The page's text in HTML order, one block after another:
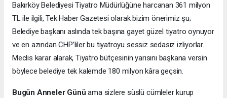
Bakırköy Belediyesi Tiyatro Müdürlüğüne harcanan 361 milyon
TL ile ilgili, Tek Haber Gazetesi olarak bizim önerimiz şu;
Belediye başkanı aslında tek başına gayet güzel tiyatro oynuyor
ve en azından CHP’liler bu tiyatroyu sessiz sedasız izliyorlar.
Meclis karar alarak, Tiyatro bütçesinin yarısını başkana versin
böylece belediye tek kalemde 180 milyon kâra geçsin.
Bugün Anneler Günü ama sizlere süslü cümleler kurup